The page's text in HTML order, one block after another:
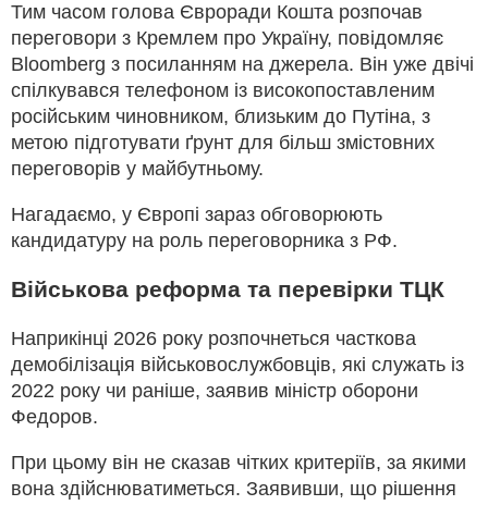
Тим часом голова Євроради Кошта розпочав
переговори з Кремлем про Україну, повідомляє
Bloomberg з посиланням на джерела. Він уже двічі
спілкувався телефоном із високопоставленим
російським чиновником, близьким до Путіна, з
метою підготувати ґрунт для більш змістовних
переговорів у майбутньому.
Нагадаємо, у Європі зараз обговорюють
кандидатуру на роль переговорника з РФ.
Військова реформа та перевірки ТЦК
Наприкінці 2026 року розпочнеться часткова
демобілізація військовослужбовців, які служать із
2022 року чи раніше, заявив міністр оборони
Федоров.
При цьому він не сказав чітких критеріїв, за якими
вона здійснюватиметься. Заявивши, що рішення